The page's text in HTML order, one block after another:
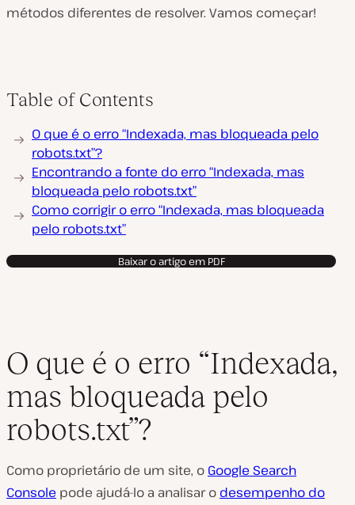
métodos diferentes de resolver. Vamos começar!
Table of Contents
O que é o erro “Indexada, mas bloqueada pelo
robots.txt”?
Encontrando a fonte do erro “Indexada, mas
bloqueada pelo robots.txt”
Como corrigir o erro “Indexada, mas bloqueada
pelo robots.txt”
Baixar o artigo em PDF
O que é o erro “Indexada,
mas bloqueada pelo
robots.txt”?
Como proprietário de um site, o Google Search
Console pode ajudá-lo a analisar o desempenho do